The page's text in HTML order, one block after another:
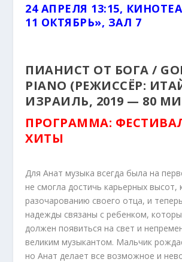
24 АПРЕЛЯ 13:15,
11 ОКТЯБРЬ», ЗАЛ 7
ПИАНИСТ ОТ БОГА /
PIANO (РЕЖИССЁР:
ИЗРАИЛЬ, 2019 — 80
ПРОГРАММА:
ХИТЫ
Для Анат музыка всегда была на
не смогла достичь карьерных
разочарованию своего отца, и
надежды связаны с ребенком,
должен появиться на свет и
великим музыкантом. Мальчик
но Анат делает все возможное и